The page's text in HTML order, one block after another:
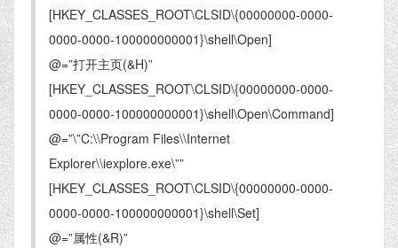
[HKEY_CLASSES_ROOT\CLSID\{00000000-0000-
0000-0000-100000000001}\shell\Open]
@=”打开主页(&H)”
[HKEY_CLASSES_ROOT\CLSID\{00000000-0000-
0000-0000-100000000001}\shell\Open\Command]
@=”\”C:\\Program Files\\Internet
Explorer\\iexplore.exe\””
[HKEY_CLASSES_ROOT\CLSID\{00000000-0000-
0000-0000-100000000001}\shell\Set]
@=”属性(&R)”